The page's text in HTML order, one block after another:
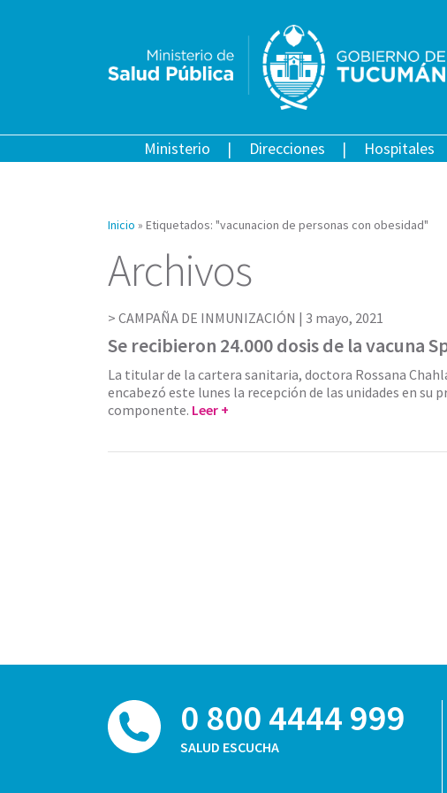
Ministerio Direcciones Hospitales
Inicio » Etiquetados: "vacunacion de personas con obesidad"
Archivos
CAMPAÑA DE INMUNIZACIÓN | 3 mayo, 2021
Se recibieron 24.000 dosis de la vacuna
La titular de la cartera sanitaria, doctora Rossana
encabezó este lunes la recepción de las unidades en su
componente. Leer +
0 800 4444 999
SALUD ESCUCHA